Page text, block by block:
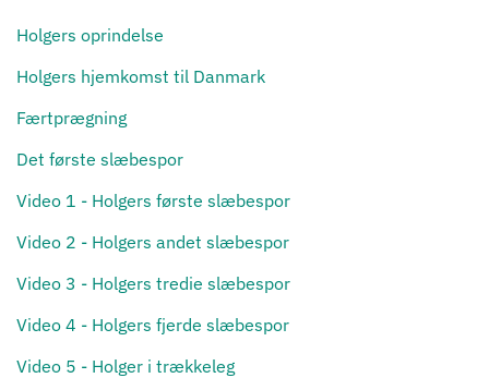
Holgers oprindelse
Holgers hjemkomst til Danmark
Færtprægning
Det første slæbespor
Video 1 - Holgers første slæbespor
Video 2 - Holgers andet slæbespor
Video 3 - Holgers tredie slæbespor
Video 4 - Holgers fjerde slæbespor
Video 5 - Holger i trækkeleg